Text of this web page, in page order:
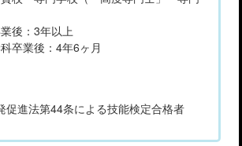
後：3年以上
業後：4年6ヶ月
進法第44条による技能検定合格者